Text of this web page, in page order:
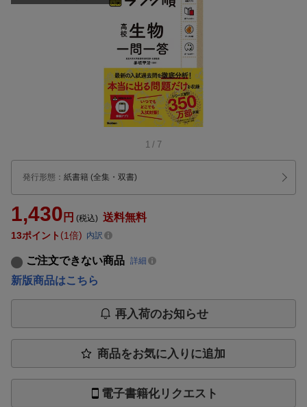
1 / 7
発行形態 ： 紙書籍 (全集・双書)
1,430 円 (税込) 送料無料
13ポイント 1倍 内訳
ご注文できない商品 詳細
新版商品はこちら
再入荷のお知らせ
商品をお気に入りに追加
電子書籍化リクエスト